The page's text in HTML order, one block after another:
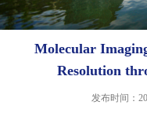
Molecular
Resolution
发布时间：